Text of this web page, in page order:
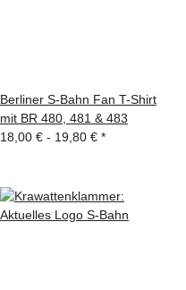
Berliner S-Bahn Fan T-Shirt
mit BR 480, 481 & 483
18,00 € - 19,80 € *